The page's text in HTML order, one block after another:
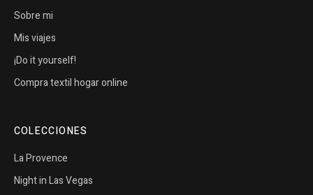
Sobre mi
Mis viajes
¡Do it yourself!
Compra textil hogar online
COLECCIONES
La Provence
Night in Las Vegas